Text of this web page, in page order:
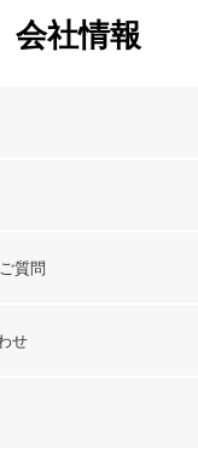
会社情報
質問
せ